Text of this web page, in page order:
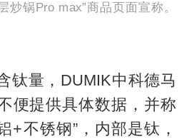
炒锅Pro max”商品页面宣称。
钛量，DUMIK中科德马
便提供具体数据，并称
+不锈钢”，内部是钛，